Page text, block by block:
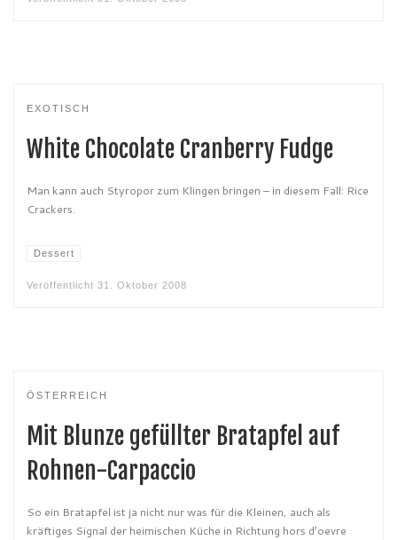
EXOTISCH
White Chocolate Cranberry Fudge
Man kann auch Styropor zum Klingen bringen – in diesem Fall: Rice
Crackers.
Dessert
Veröffentlicht 31. Oktober 2008
ÖSTERREICH
Mit Blunze gefüllter Bratapfel auf
Rohnen-Carpaccio
So ein Bratapfel ist ja nicht nur was für die Kleinen, auch als
kräftiges Signal der heimischen Küche in Richtung hors d’oevre